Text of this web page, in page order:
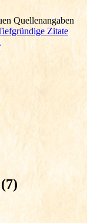
Quellenangaben